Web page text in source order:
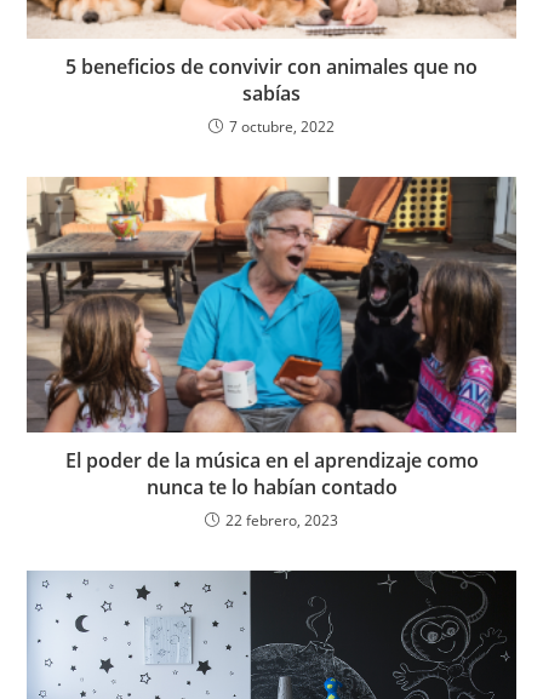
5 beneficios de convivir con animales que no
sabías
7 octubre, 2022
El poder de la música en el aprendizaje como
nunca te lo habían contado
22 febrero, 2023